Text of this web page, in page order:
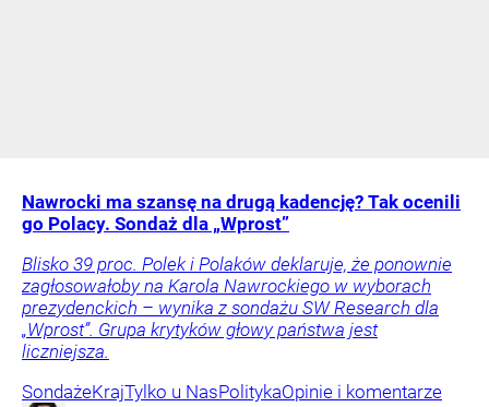
Nawrocki ma szansę na drugą kadencję? Tak ocenili
go Polacy. Sondaż dla „Wprost”
Blisko 39 proc. Polek i Polaków deklaruje, że ponownie
zagłosowałoby na Karola Nawrockiego w wyborach
prezydenckich – wynika z sondażu SW Research dla
„Wprost”. Grupa krytyków głowy państwa jest
liczniejsza.
SondażeKrajTylko u NasPolitykaOpinie i komentarze